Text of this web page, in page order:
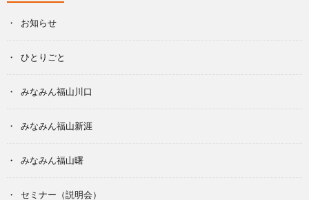
お知らせ
ひとりごと
みなみん福山川口
みなみん福山新涯
みなみん福山曙
セミナー（説明会）